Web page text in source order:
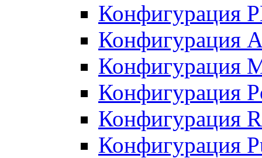
Конфигурация
Конфигурация
Конфигурация
Конфигурация
Конфигурация
Конфигурация